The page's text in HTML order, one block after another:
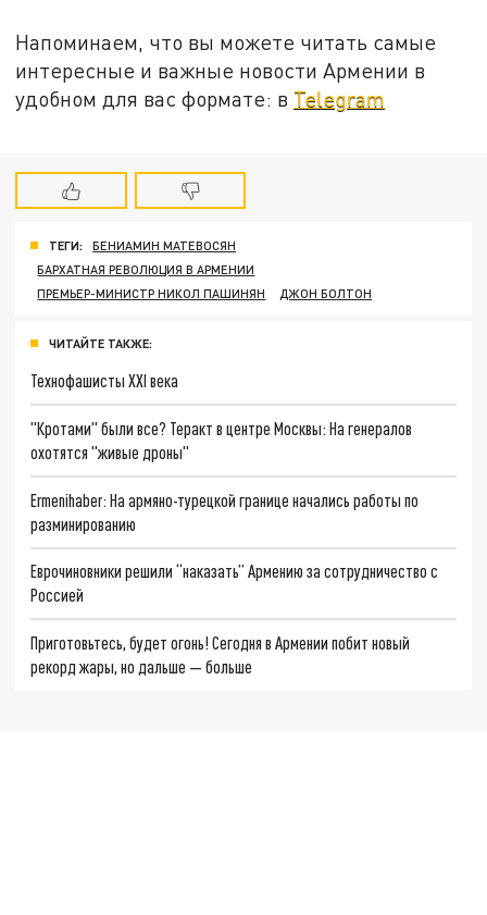
Напоминаем, что вы можете читать самые
интересные и важные новости Армении в
удобном для вас формате: в Telegram
ТЕГИ:
БЕНИАМИН МАТЕВОСЯН
БАРХАТНАЯ РЕВОЛЮЦИЯ В АРМЕНИИ
ПРЕМЬЕР-МИНИСТР НИКОЛ ПАШИНЯН
ДЖОН БОЛТОН
ЧИТАЙТЕ ТАКЖЕ:
Технофашисты XXI века
"Кротами" были все? Теракт в центре Москвы: На генералов
охотятся "живые дроны"
Ermenihaber: На армяно-турецкой границе начались работы по
разминированию
Еврочиновники решили “наказать” Армению за сотрудничество с
Россией
Приготовьтесь, будет огонь! Сегодня в Армении побит новый
рекорд жары, но дальше — больше